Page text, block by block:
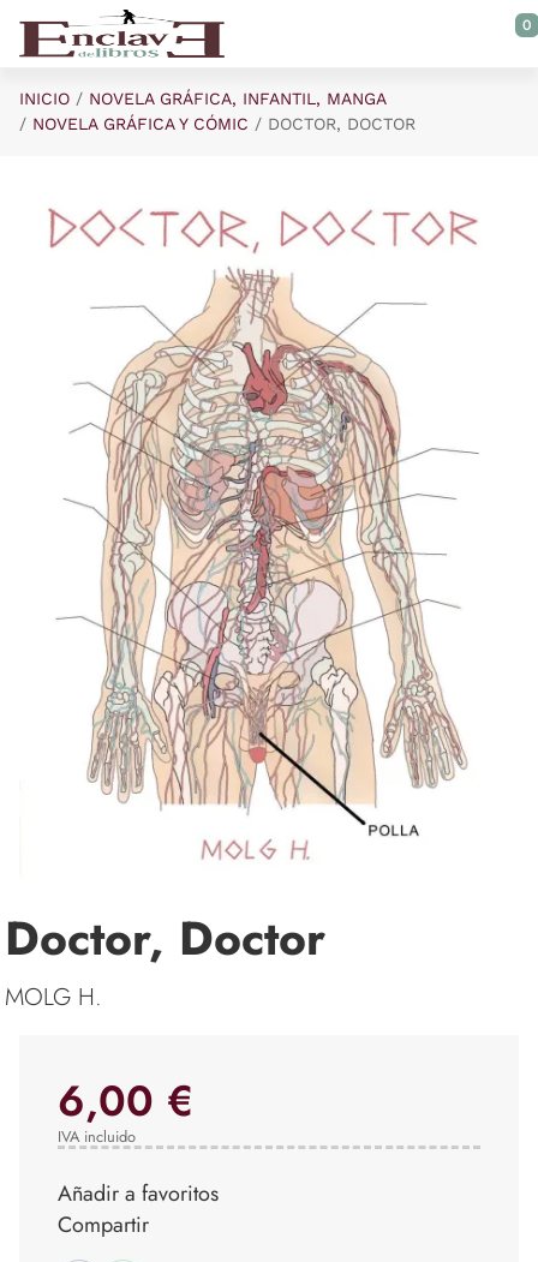
Saltar al contenido principal
0
INICIO
NOVELA GRÁFICA, INFANTIL, MANGA
NOVELA GRÁFICA Y CÓMIC
DOCTOR, DOCTOR
Doctor, Doctor
MOLG H.
6,00 €
IVA incluido
Añadir a favoritos
Compartir